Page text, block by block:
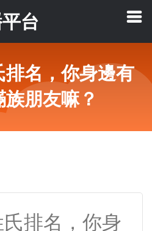
台
名，你身邊有
朋友嘛？
排名，你身